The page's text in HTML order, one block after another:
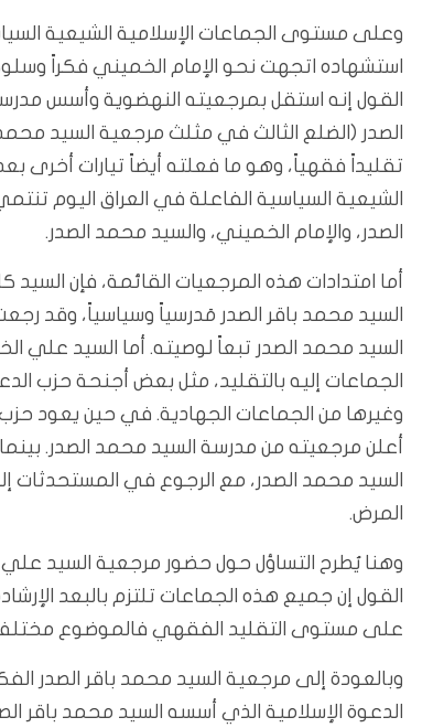
وعلى مستوى الجماعات الإسلامية الشيعية
استشهاده اتجهت نحو الإمام الخميني فكراً
القول إنه استقل بمرجعيته النهضوية وأسس
تقليداً فقهياً، وهو ما فعلته أيضاً تيارات أخرى
الشيعية السياسية الفاعلة في العراق اليوم
الصدر، والإمام الخميني، والسيد محمد الصدر.
أما امتدادات هذه المرجعيات القائمة، فإن
السيد محمد باقر الصدر مَدرسياً وسياسياً، وقد
السيد محمد الصدر تبعاً لوصيته. أما السيد علي
الجماعات إليه بالتقليد، مثل بعض أجنحة حزب
وغيرها من الجماعات الجهادية. في حين يعود
أعلن مرجعيته من مدرسة السيد محمد الصدر.
السيد محمد الصدر، مع الرجوع في المستحدثات
المرض.
وهنا يُطرح التساؤل حول حضور مرجعية السيد علي
القول إن جميع هذه الجماعات تلتزم بالبعد
على مستوى التقليد الفقهي فالموضوع
وبالعودة إلى مرجعية السيد محمد باقر الصدر
الدعوة الإسلامية الذي أسسه السيد محمد باقر